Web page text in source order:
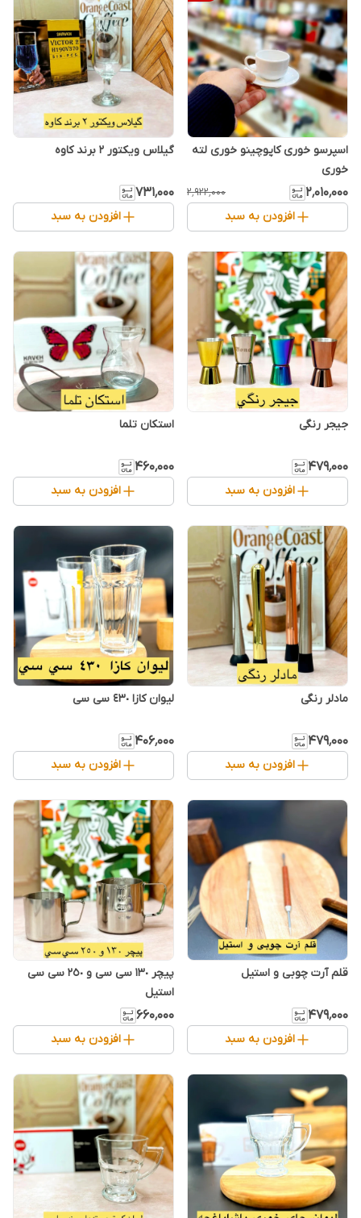
اسپرسو خوری کاپوچینو خوری لته
خوری
۲٬۰۱۰٬۰۰۰ ۲٬۹۲۲٬۰۰۰
افزودن به سبد
گیلاس ویکتور ۲ برند کاوه
۷۳۱٬۰۰۰
افزودن به سبد
جیجر رنگی
۴۷۹٬۰۰۰
افزودن به سبد
استکان تلما
۴۶۰٬۰۰۰
افزودن به سبد
مادلر رنگی
۴۷۹٬۰۰۰
افزودن به سبد
لیوان کازا ٤٣٠ سی سی
۴۰۶٬۰۰۰
افزودن به سبد
قلم آرت چوبی و استیل
۴۷۹٬۰۰۰
افزودن به سبد
پیچر ١٣٠ سی سی و ٢٥٠ سی سی
استیل
۶۶۰٬۰۰۰
افزودن به سبد